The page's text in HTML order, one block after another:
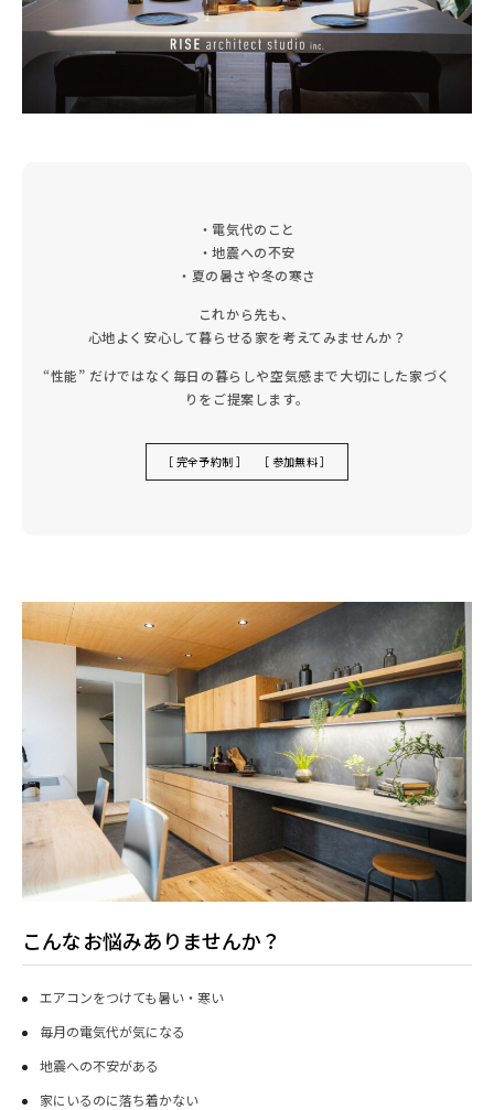
・電気代のこと
・地震への不安
・夏の暑さや冬の寒さ
これから先も、
心地よく安心して暮らせる家を考えてみませんか？
“性能” だけではなく毎日の暮らしや空気感まで大切にした家づく
りをご提案します。
［ 完全予約制 ］ ［ 参加無料 ］
こんなお悩みありませんか？
エアコンをつけても暑い・寒い
毎月の電気代が気になる
地震への不安がある
家にいるのに落ち着かない